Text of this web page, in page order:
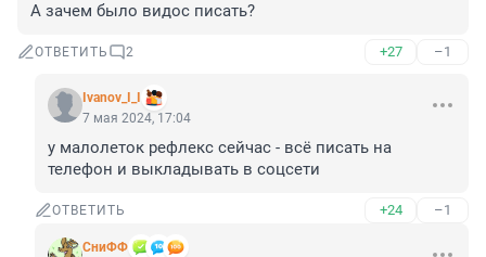
А зачем было видос писать?
ОТВЕТИТЬ 2 +27 –1
Ivanov_I_I
7 мая 2024, 17:04
у малолеток рефлекс сейчас - всё писать на
телефон и выкладывать в соцсети
ОТВЕТИТЬ +24 –1
СниФФ